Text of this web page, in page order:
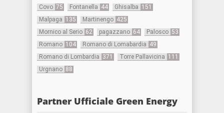
Covo 75 Fontanella 44 Ghisalba 151
Malpaga 135 Martinengo 425
Mornico al Serio 62 pagazzano 64 Palosco 53
Romano 104 Romano di Lomabardia 49
Romano di Lombardia 371 Torre Pallavicina 111
Urgnano 88
Partner Ufficiale Green Energy